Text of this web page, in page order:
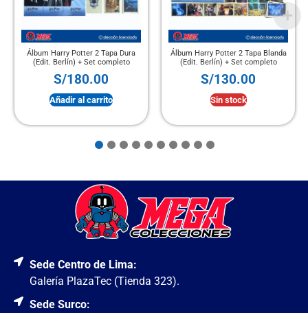
Álbum Harry Potter 2 Tapa Dura
(Edit. Berlín) + Set completo
S/180.00
Añadir al carrito
Álbum Harry Potter 2 Tapa Blanda
(Edit. Berlín) + Set completo
S/130.00
Sin stock
Sede Centro de Lima:
Galería PlazaTec (Tienda 323).
Sede Surco: